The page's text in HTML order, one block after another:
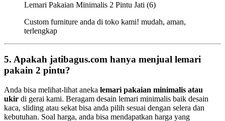
Lemari Pakaian Minimalis 2 Pintu Jati (6)
Custom furniture anda di toko kami! mudah, aman,
terlengkap
5. Apakah jatibagus.com hanya menjual lemari
pakain 2 pintu?
Anda bisa melihat-lihat aneka lemari pakaian minimalis atau
ukir di gerai kami. Beragam desain lemari minimalis baik desain
kaca, sliding atau sekat bisa anda pilih sesuai dengan selera dan
kebutuhan. Soal harga, anda bisa mendapatkan harga yang